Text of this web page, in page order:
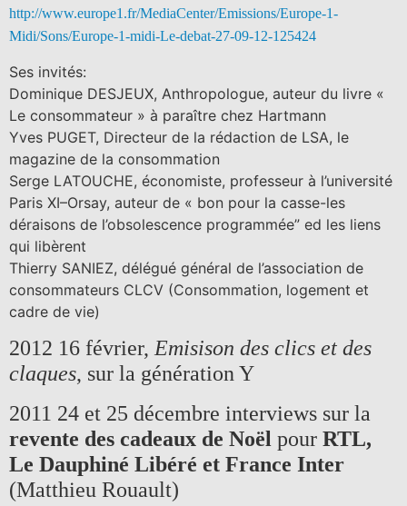
http://www.europe1.fr/MediaCenter/Emissions/Europe-1-
Midi/Sons/Europe-1-midi-Le-debat-27-09-12-125424
Ses invités:
Dominique DESJEUX, Anthropologue, auteur du livre «
Le consommateur » à paraître chez Hartmann
Yves PUGET, Directeur de la rédaction de LSA, le
magazine de la consommation
Serge LATOUCHE, économiste, professeur à l’université
Paris XI–Orsay, auteur de « bon pour la casse-les
déraisons de l’obsolescence programmée” ed les liens
qui libèrent
Thierry SANIEZ, délégué général de l’association de
consommateurs CLCV (Consommation, logement et
cadre de vie)
2012 16 février,Emisison des clics et des
claques, sur la génération Y
2011 24 et 25 décembre interviews sur la
revente des cadeaux de Noël pour RTL,
Le Dauphiné Libéré et France Inter
(Matthieu Rouault)